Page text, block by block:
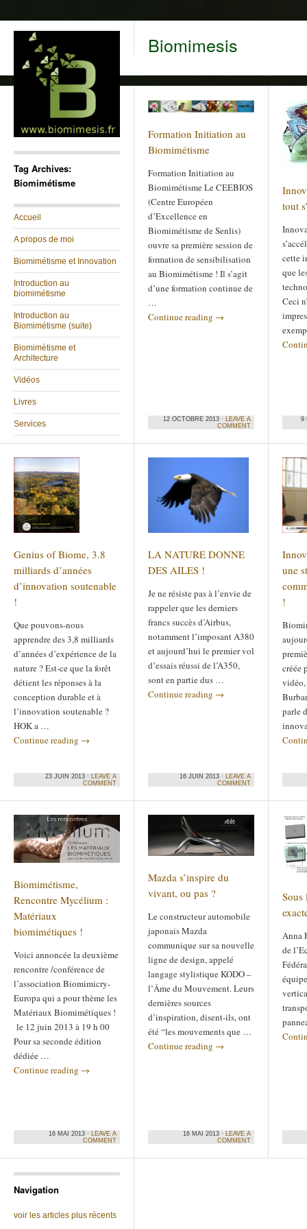
Biomimesis
Tag Archives:
Biomimétisme
Accueil
A propos de moi
Biomimétisme et Innovation
Introduction au
biomimétisme
Introduction au
Biomimétisme (suite)
Biomimétisme et
Architecture
Vidéos
Livres
Services
Formation Initiation au
Biomimétisme
Formation Initiation au
Biomimétisme Le CEEBIOS
(Centre Européen
d’Excellence en
Biomimétisme de Senlis)
ouvre sa première session de
formation de sensibilisation
au Biomimétisme ! Il s’agit
d’une formation continue de
…
Continue reading →
12 OCTOBRE 2013 · LEAVE A
COMMENT
tout
cette
que
Ceci
9
Genius of Biome, 3.8
milliards d’années
d’innovation soutenable
!
Que pouvons-nous
apprendre des 3,8 milliards
d’années d’expérience de la
nature ? Est-ce que la forêt
détient les réponses à la
conception durable et à
l’innovation soutenable ?
HOK a …
Continue reading →
23 JUIN 2013 · LEAVE A
COMMENT
LA NATURE DONNE
DES AILES !
Je ne résiste pas à l’envie de
rappeler que les derniers
francs succès d’Airbus,
notamment l’imposant A380
et aujourd’hui le premier vol
d’essais réussi de l’A350,
sont en partie dus …
Continue reading →
16 JUIN 2013 · LEAVE A
COMMENT
une
!
créée
parle
Biomimétisme,
Rencontre Mycélium :
Matériaux
biomimétiques !
Voici annoncée la deuxième
rencontre /conférence de
l’association Biomimicry-
Europa qui a pour thème les
Matériaux Biomimétiques !
le 12 juin 2013 à 19 h 00
Pour sa seconde édition
dédiée …
Continue reading →
16 MAI 2013 · LEAVE A
COMMENT
Mazda s’inspire du
vivant, ou pas ?
Le constructeur automobile
japonais Mazda
communique sur sa nouvelle
ligne de design, appelé
langage stylistique KODO –
l’Âme du Mouvement. Leurs
dernières sources
d’inspiration, disent-ils, ont
été “les mouvements que …
Continue reading →
16 MAI 2013 · LEAVE A
COMMENT
Sous
Anna
de
Navigation
voir les articles plus récents